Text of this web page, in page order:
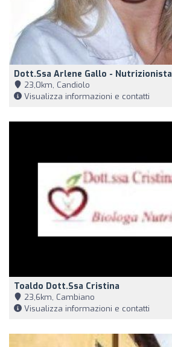
Dott.ssa Arlene Gallo - Nutrizionista
23,0km, Candiolo
Visualizza informazioni e contatti
Toaldo Dott.ssa Cristina
23,6km, Cambiano
Visualizza informazioni e contatti